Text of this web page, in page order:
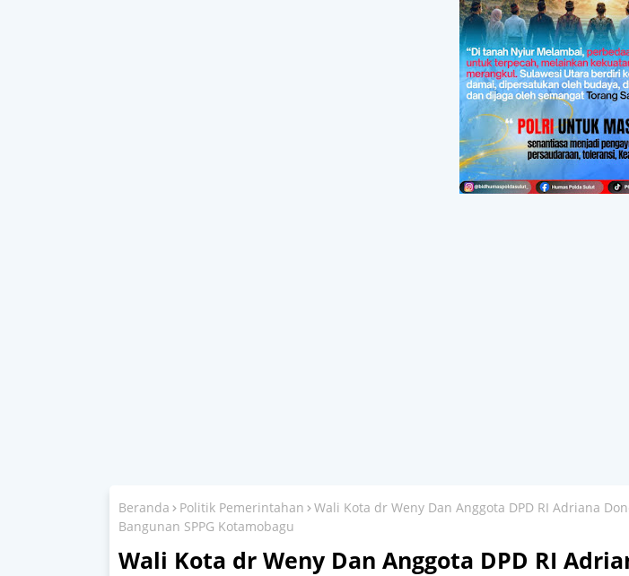
Beranda Politik Pemerintahan
Wali Kota dr Weny Dan Anggota DPD RI Adriana
Bangunan SPPG Kotamobagu
Wali Kota dr Weny Dan Anggota DPD RI